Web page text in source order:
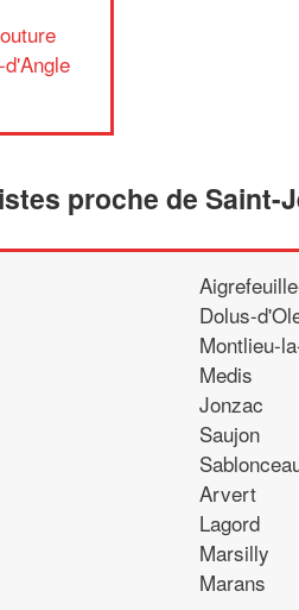
proche de Saint-
Dolus-
Montlieu-
Medis
Jonzac
Saujon
Arvert
Lagord
Marsilly
Marans